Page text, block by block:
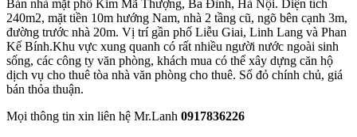
Bán nhà mặt phố Kim Mã Thượng, Ba Đình, Hà Nội. Diện tích
240m2, mặt tiền 10m hướng Nam, nhà 2 tầng cũ, ngõ bên cạnh 3m,
đường trước nhà 20m. Vị trí gần phố Liễu Giai, Linh Lang và Phan
Kế Bính.Khu vực xung quanh có rất nhiều người nước ngoài sinh
sống, các công ty văn phòng, khách mua có thể xây dựng căn hộ
dịch vụ cho thuê tòa nhà văn phòng cho thuê. Sổ đỏ chính chủ, giá
bán thỏa thuận.
Mọi thông tin xin liên hệ Mr.Lanh 0917836226